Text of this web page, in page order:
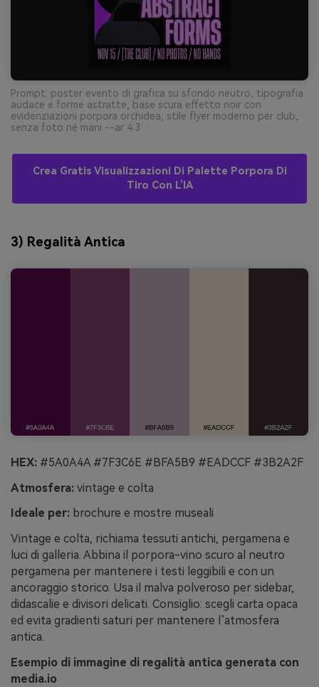
Prompt: poster evento di grafica su sfondo neutro, tipografia
audace e forme astratte, base scura effetto noir con
evidenziazioni porpora orchidea, stile flyer moderno per club,
senza foto né mani --ar 4:3
Crea Gratis Visualizzazioni Di Palette Porpora Di
Tiro Con L’IA
3) Regalità Antica
HEX: #5A0A4A #7F3C6E #BFA5B9 #EADCCF #3B2A2F
Atmosfera: vintage e colta
Ideale per: brochure e mostre museali
Vintage e colta, richiama tessuti antichi, pergamena e
luci di galleria. Abbina il porpora-vino scuro al neutro
pergamena per mantenere i testi leggibili e con un
ancoraggio storico. Usa il malva polveroso per sidebar,
didascalie e divisori delicati. Consiglio: scegli carta opaca
ed evita gradienti saturi per mantenere l’atmosfera
antica.
Esempio di immagine di regalità antica generata con
media.io